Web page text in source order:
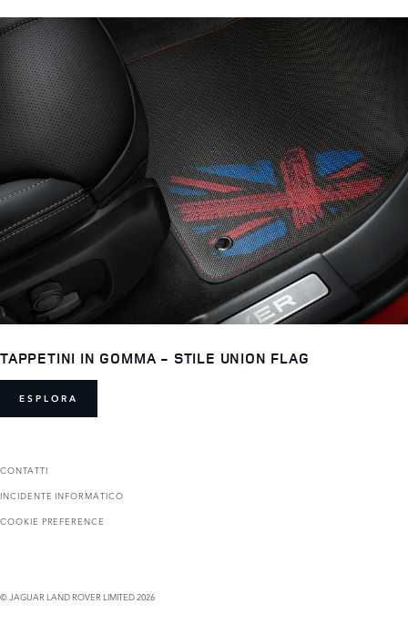
TAPPETINI IN GOMMA - STILE UNION FLAG
ESPLORA
CONTATTI
INCIDENTE INFORMATICO
COOKIE PREFERENCE
© JAGUAR LAND ROVER LIMITED 2026